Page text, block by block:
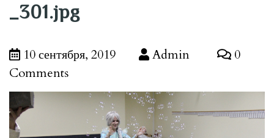
_301.jpg
10 сентября, 2019 Admin
0
Comments